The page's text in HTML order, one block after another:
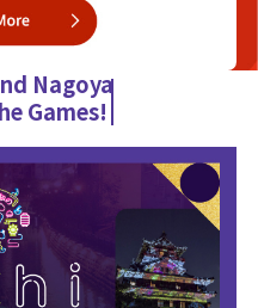
Nagoya
Games!